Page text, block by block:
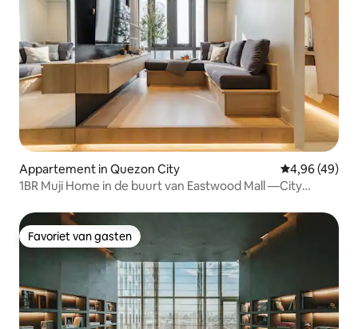
Appartement in Quezon City Gemiddelde
4,96 (49)
1BR Muji Home in de buurt van Eastwood Mall —City
Favoriet van gasten
Favoriet van gasten